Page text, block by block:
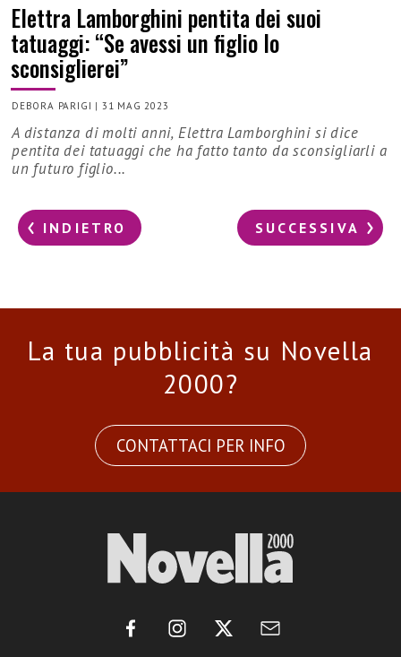
Elettra Lamborghini pentita dei suoi
tatuaggi: “Se avessi un figlio lo
sconsiglierei”
DEBORA PARIGI | 31 MAG 2023
A distanza di molti anni, Elettra Lamborghini si dice
pentita dei tatuaggi che ha fatto tanto da sconsigliarli a
un futuro figlio...
INDIETRO SUCCESSIVA
La tua pubblicità su Novella
2000?
CONTATTACI PER INFO